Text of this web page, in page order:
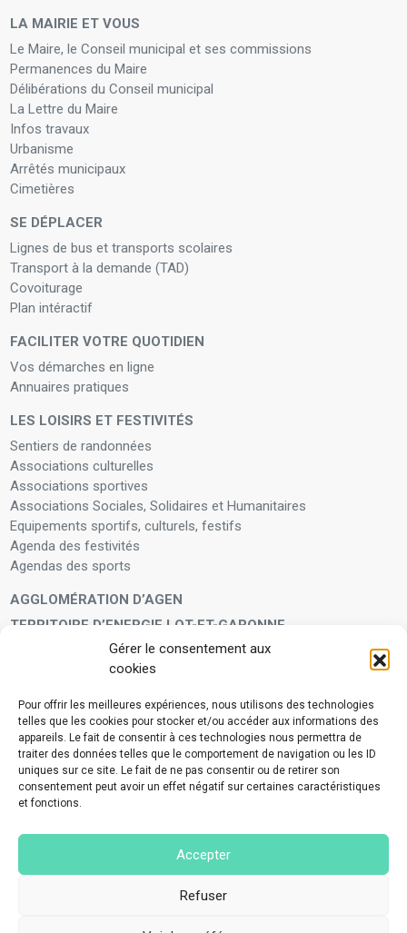
Gérer le consentement aux
cookies
Pour offrir les meilleures expériences, nous utilisons des technologies
telles que les cookies pour stocker et/ou accéder aux informations des
appareils. Le fait de consentir à ces technologies nous permettra de
traiter des données telles que le comportement de navigation ou les ID
uniques sur ce site. Le fait de ne pas consentir ou de retirer son
consentement peut avoir un effet négatif sur certaines caractéristiques
et fonctions.
Accepter
Refuser
LA MAIRIE ET VOUS
Le Maire, le Conseil municipal et ses commissions
Permanences du Maire
Délibérations du Conseil municipal
La Lettre du Maire
Infos travaux
Urbanisme
Arrêtés municipaux
Cimetières
SE DÉPLACER
Lignes de bus et transports scolaires
Transport à la demande (TAD)
Covoiturage
Plan intéractif
FACILITER VOTRE QUOTIDIEN
Vos démarches en ligne
Annuaires pratiques
LES LOISIRS ET FESTIVITÉS
Sentiers de randonnées
Associations culturelles
Associations sportives
Associations Sociales, Solidaires et Humanitaires
Equipements sportifs, culturels, festifs
Agenda des festivités
Agendas des sports
AGGLOMÉRATION D’AGEN
TERRITOIRE D’ENERGIE LOT-ET-GARONNE
VIVRE À VOS CÔTÉS
Service municipal d’aide administrative
Aide à la personne en difficulté
Télé-alerte
Collecte des déchets ménagers et encombrants
Application Mes déchets-Agglo Agen